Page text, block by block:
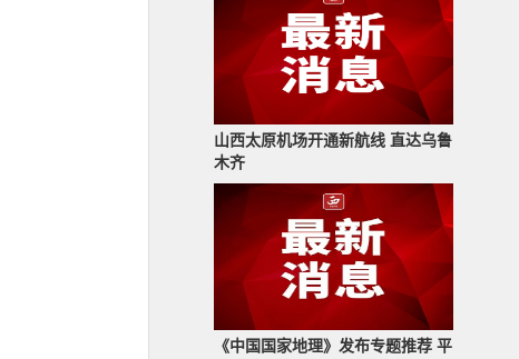
山西太原机场开通新航线 直达乌鲁
木齐
《中国国家地理》发布专题推荐 平